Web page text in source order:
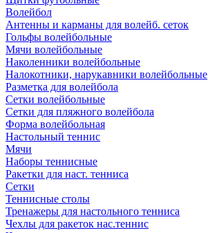
Волейбол
Антенны и карманы для волейб. сеток
Гольфы волейбольные
Мячи волейбольные
Наколенники волейбольные
Налокотники, нарукавники волейбольные
Разметка для волейбола
Сетки волейбольные
Сетки для пляжного волейбола
Форма волейбольная
Настольный теннис
Мячи
Наборы теннисные
Ракетки для наст. тенниса
Сетки
Теннисные столы
Тренажеры для настольного тенниса
Чехлы для ракеток нас.теннис